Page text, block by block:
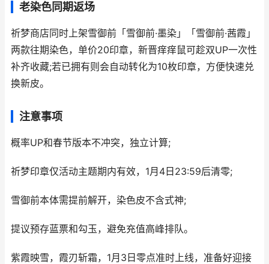
老染色同期返场
祈梦商店同时上架雪御前「雪御前·墨染」「雪御前·茜霞」
两款往期染色，单价20印章，新晋痒痒鼠可趁双UP一次性
补齐收藏;若已拥有则会自动转化为10枚印章，方便快速兑
换新皮。
注意事项
概率UP和春节版本不冲突，独立计算;
祈梦印章仅活动主题期内有效，1月4日23:59后清零;
雪御前本体需提前解开，染色皮不含式神;
提议预存蓝票和勾玉，避免充值高峰排队。
紫霞映雪，霞刃斩霜，1月3日零点准时上线，准备好迎接